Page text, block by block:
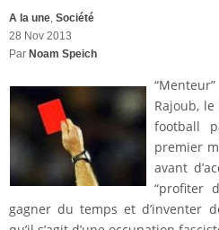
A la une, Société
28 Nov 2013
Par Noam Speich
Rajoub,
football
premier
avant
“profiter
gagner du temps et d’inventer